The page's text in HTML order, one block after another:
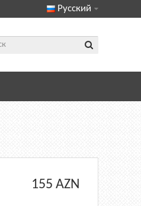
Русский
155 AZN